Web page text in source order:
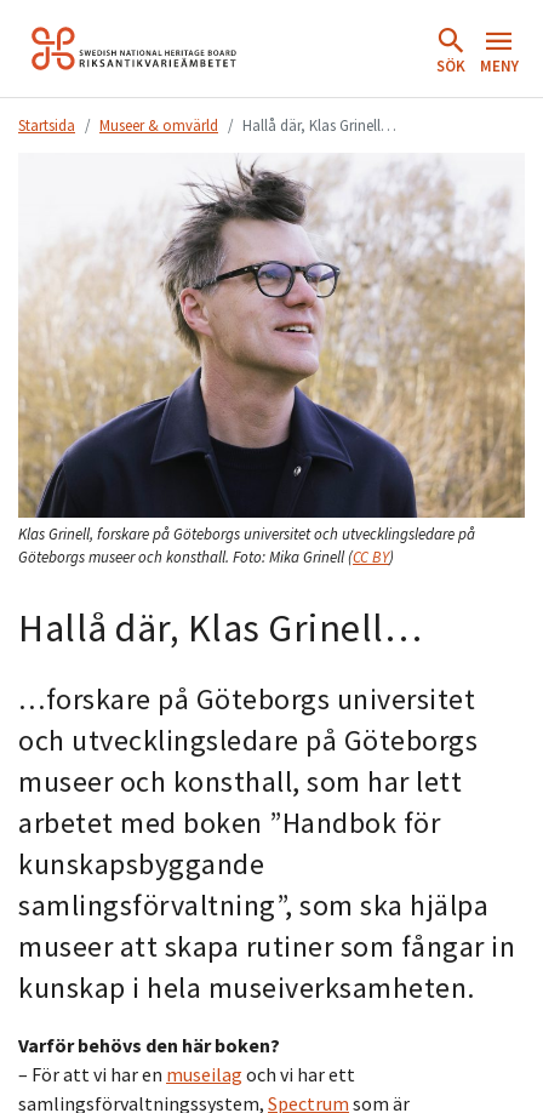
Hoppa
till
SÖK MENY
Startsida Museer & omvärld Hallå där, Klas Grinell…
Klas Grinell, forskare på Göteborgs universitet och utvecklingsledare på
Göteborgs museer och konsthall. Foto:Mika Grinell(CC BY)
Hallå där, Klas Grinell…
…forskare på Göteborgs universitet
och utvecklingsledare på Göteborgs
museer och konsthall, som har lett
arbetet med boken ”Handbok för
kunskapsbyggande
samlingsförvaltning”, som ska hjälpa
museer att skapa rutiner som fångar in
kunskap i hela museiverksamheten.
Varför behövs den här boken?
– För att vi har en museilag och vi har ett
samlingsförvaltningssystem, Spectrum som är